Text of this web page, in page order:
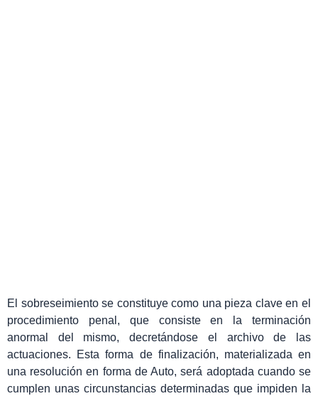
El sobreseimiento se constituye como una pieza clave en el
procedimiento penal, que consiste en la terminación
anormal del mismo, decretándose el archivo de las
actuaciones. Esta forma de finalización, materializada en
una resolución en forma de Auto, será adoptada cuando se
cumplen unas circunstancias determinadas que impiden la